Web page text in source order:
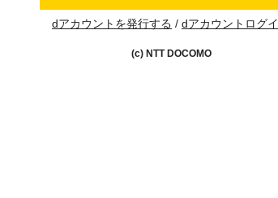
dアカウントを発行する dアカウントログ
(c) NTT DOCOMO